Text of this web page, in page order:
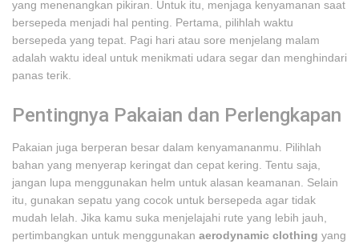
yang menenangkan pikiran. Untuk itu, menjaga kenyamanan saat
bersepeda menjadi hal penting. Pertama, pilihlah waktu
bersepeda yang tepat. Pagi hari atau sore menjelang malam
adalah waktu ideal untuk menikmati udara segar dan menghindari
panas terik.
Pentingnya Pakaian dan Perlengkapan
Pakaian juga berperan besar dalam kenyamananmu. Pilihlah
bahan yang menyerap keringat dan cepat kering. Tentu saja,
jangan lupa menggunakan helm untuk alasan keamanan. Selain
itu, gunakan sepatu yang cocok untuk bersepeda agar tidak
mudah lelah. Jika kamu suka menjelajahi rute yang lebih jauh,
pertimbangkan untuk menggunakan aerodynamic clothing yang